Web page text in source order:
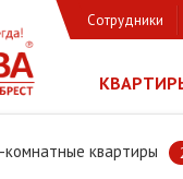
Сотрудники
комнатные квартиры
Продажа трехкомнатной